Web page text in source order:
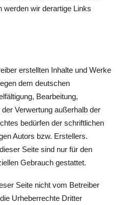
werden wir derartige Links
erstellten Inhalte und Werke
dem deutschen
Bearbeitung,
Verwertung außerhalb der
bedürfen der schriftlichen
Autors bzw. Erstellers.
Seite sind nur für den
Gebrauch gestattet.
Seite nicht vom Betreiber
Urheberrechte Dritter